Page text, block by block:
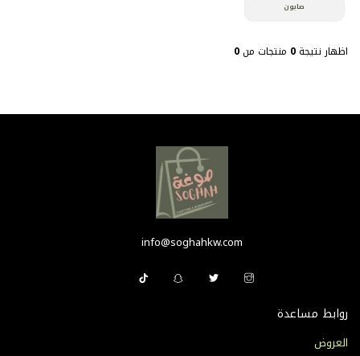
صابون
اظهار نتيجة 0 منتجات من 0
info@soghahkw.com
روابط مساعدة
العروض